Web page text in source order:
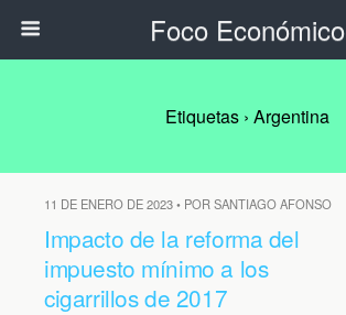
Foco Económico
Etiquetas › Argentina
11 DE ENERO DE 2023 • POR SANTIAGO AFONSO
Impacto de la reforma del
impuesto mínimo a los
cigarrillos de 2017